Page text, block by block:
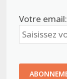
Votre email: